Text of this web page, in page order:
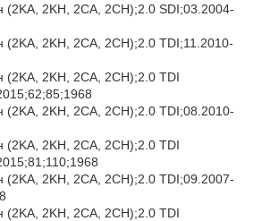
(2KA, 2KH, 2CA, 2CH);2.0 SDI;03.2004-
(2KA, 2KH, 2CA, 2CH);2.0 TDI;11.2010-
(2KA, 2KH, 2CA, 2CH);2.0 TDI
(2KA, 2KH, 2CA, 2CH);2.0 TDI;08.2010-
(2KA, 2KH, 2CA, 2CH);2.0 TDI
(2KA, 2KH, 2CA, 2CH);2.0 TDI;09.2007-
(2KA, 2KH, 2CA, 2CH);2.0 TDI